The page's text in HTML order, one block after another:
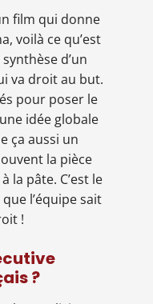
film qui donne
voilà ce qu’est
d’un
va droit au but.
pour poser le
idée globale
ça aussi un
la pièce
la pâte. C’est le
l’équipe sait
!
?